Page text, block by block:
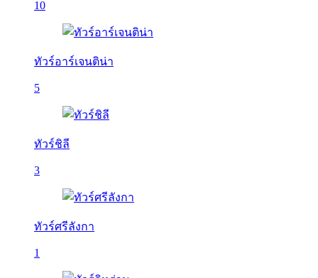
10
ทัวร์อาร์เจนติน่า
5
ทัวร์ชิลี
3
ทัวร์ศรีลังกา
1